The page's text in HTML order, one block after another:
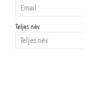
Teljes név